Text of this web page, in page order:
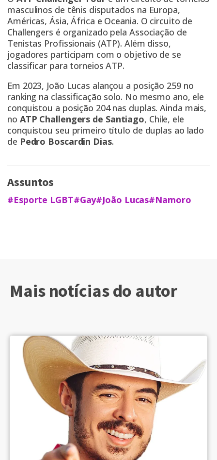
masculinos de tênis disputados na Europa,
Américas, Ásia, África e Oceania. O circuito de
Challengers é organizado pela Associação de
Tenistas Profissionais (ATP). Além disso,
jogadores participam com o objetivo de se
classificar para torneios ATP.
Em 2023, João Lucas alançou a posição 259 no
ranking na classificação solo. No mesmo ano, ele
conquistou a posição 204 nas duplas. Ainda mais,
no ATP Challengers de Santiago, Chile, ele
conquistou seu primeiro título de duplas ao lado
de Pedro Boscardin Dias.
Assuntos
#Esporte LGBT#Gay#João Lucas#Namoro
Mais notícias do autor